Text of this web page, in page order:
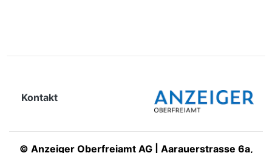
Kontakt
© Anzeiger Oberfreiamt AG | Aarauerstrasse 6a,